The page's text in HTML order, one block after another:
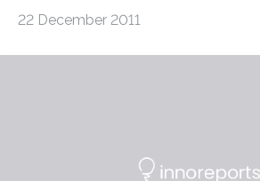
22 December 2011